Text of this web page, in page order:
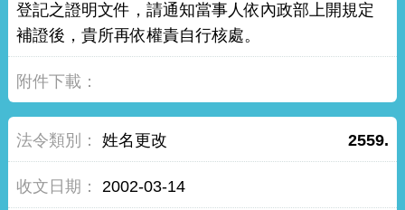
登記之證明文件，請通知當事人依內政部上開規定
補證後，貴所再依權責自行核處。
2559.
姓名更改
2002-03-14